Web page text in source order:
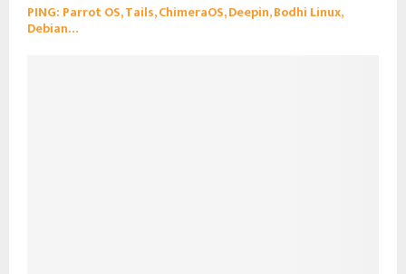
PING: Parrot OS, Tails, ChimeraOS, Deepin, Bodhi Linux,
Debian…